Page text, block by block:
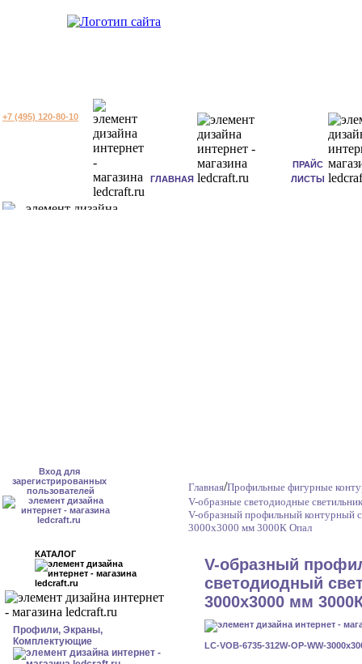
+7 (495) 120-80-10
ГЛАВНАЯ
ПРАЙС
ЛИСТЫ
Вход для
зарегистрированных
пользователей
КАТАЛОГ
Профили, Экраны,
Комплектующие
Главная/Профильные фигурные
V-образные светодиодные
V-образный профильный контурный
3000x3000 мм 3000К Опал
V-образный
светодиодный
3000x3000 мм
LC-VOB-6735-312W-OP-WW-